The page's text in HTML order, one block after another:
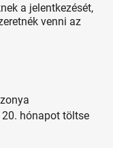
a jelentkezését,
venni az
hónapot töltse